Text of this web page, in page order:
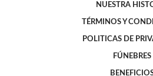
NUESTRA
TÉRMINOS Y
POLITICAS DE
FÚNEBRES